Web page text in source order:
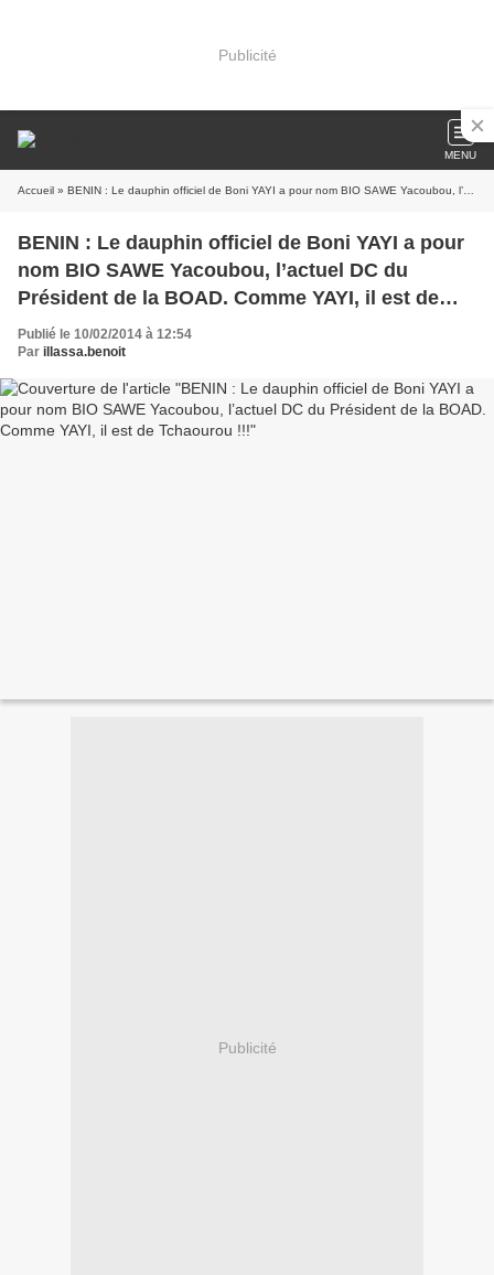
Publicité
MENU
Accueil » BENIN : Le dauphin officiel de Boni YAYI a pour nom BIO SAWE Yacoubou, l’actuel DC du Président de la BOAD. Comme YAYI, il est de Tchaourou !!!
BENIN : Le dauphin officiel de Boni YAYI a pour
nom BIO SAWE Yacoubou, l’actuel DC du
Président de la BOAD. Comme YAYI, il est de
Tchaourou !!!
Publié le 10/02/2014 à 12:54
Par illassa.benoit
Publicité